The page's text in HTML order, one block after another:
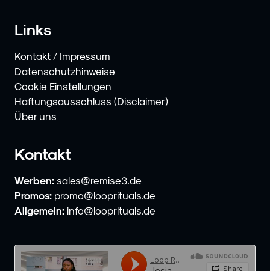
Links
Kontakt / Impressum
Datenschutzhinweise
Cookie Einstellungen
Haftungsausschluss (Disclaimer)
Über uns
Kontakt
Werben: sales@remise3.de
Promos: promo@looprituals.de
Allgemein: info@looprituals.de